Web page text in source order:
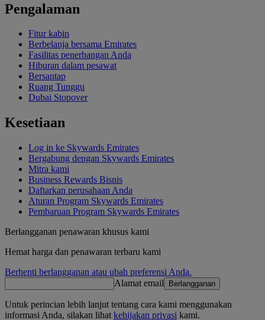
Pengalaman
Fitur kabin
Berbelanja bersama Emirates
Fasilitas penerbangan Anda
Hiburan dalam pesawat
Bersantap
Ruang Tunggu
Dubai Stopover
Kesetiaan
Log in ke Skywards Emirates
Bergabung dengan Skywards Emirates
Mitra kami
Business Rewards Bisnis
Daftarkan perusahaan Anda
Aturan Program Skywards Emirates
Pembaruan Program Skywards Emirates
Berlangganan penawaran khusus kami
Hemat harga dan penawaran terbaru kami
Berhenti berlangganan atau ubah preferensi Anda.
Alamat email
Berlangganan
Untuk perincian lebih lanjut tentang cara kami menggunakan
informasi Anda, silakan lihat kebijakan privasi kami.